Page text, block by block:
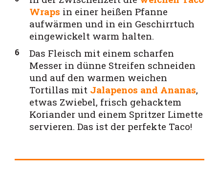
Wraps in einer heißen Pfanne
aufwärmen und in ein Geschirrtuch
eingewickelt warm halten.
Das Fleisch mit einem scharfen
Messer in dünne Streifen schneiden
und auf den warmen weichen
Tortillas mit Jalapenos and Ananas,
etwas Zwiebel, frisch gehacktem
Koriander und einem Spritzer Limette
servieren. Das ist der perfekte Taco!